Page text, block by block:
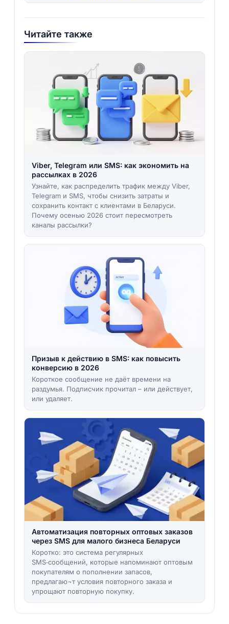
Читайте также
Viber, Telegram или SMS: как экономить на
рассылках в 2026
Узнайте, как распределить трафик между Viber,
Telegram и SMS, чтобы снизить затраты и
сохранить контакт с клиентами в Беларуси.
Почему осенью 2026 стоит пересмотреть
каналы рассылки?
Призыв к действию в SMS: как повысить
конверсию в 2026
Короткое сообщение не даёт времени на
раздумья. Подписчик прочитал – или действует,
или удаляет.
Автоматизация повторных оптовых заказов
через SMS для малого бизнеса Беларуси
Коротко: это система регулярных
SMS‑сообщений, которые напоминают оптовым
покупателям о пополнении запасов,
предлагаю¬т условия повторного заказа и
упрощают повторную покупку.